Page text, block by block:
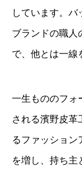
しています。バ
ブランドの職人
で、他とは一線
一生もののフォ
される濱野皮革
るファッション
を増し、持ち主